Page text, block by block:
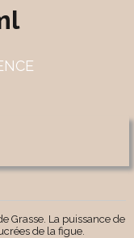
Grasse. La puissance de
de la figue.